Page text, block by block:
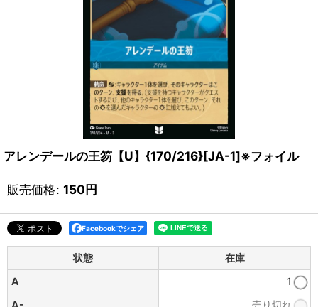
アレンデールの王笏【U】{170/216}[JA-1]※フォイル
販売価格: 150円
Facebookでシェア
状態
在庫
A
1
A-
売り切れ